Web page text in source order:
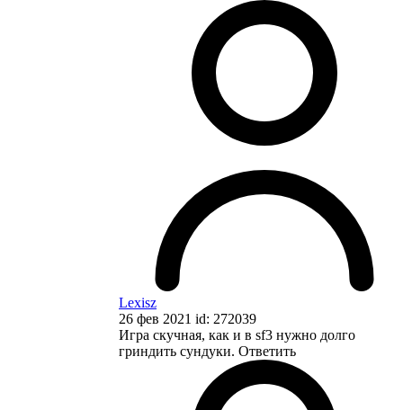
Lexisz
26 фев 2021 id: 272039
Игра скучная, как и в sf3 нужно долго
гриндить сундуки. Ответить